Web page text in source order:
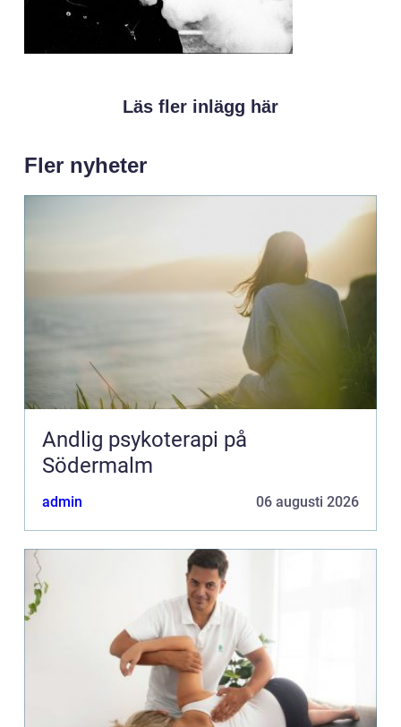
Läs fler inlägg här
Fler nyheter
Andlig psykoterapi på
Södermalm
admin 06 augusti 2026